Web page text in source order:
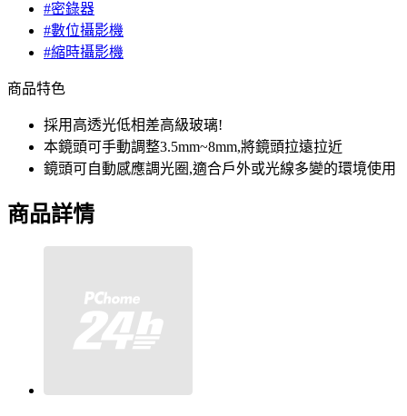
#密錄器
#數位攝影機
#縮時攝影機
商品特色
採用高透光低相差高級玻璃!
本鏡頭可手動調整3.5mm~8mm,將鏡頭拉遠拉近
鏡頭可自動感應調光圈,適合戶外或光線多變的環境使用
商品詳情